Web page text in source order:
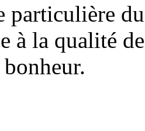
particulière
à la qualité